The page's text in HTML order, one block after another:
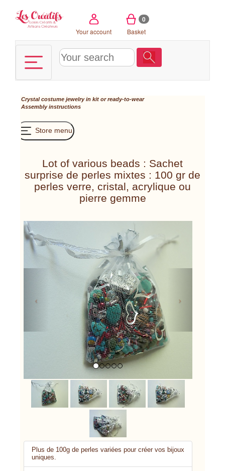
Your account
0
Basket
Crystal costume jewelry in kit or ready-to-wear
Assembly instructions
Store menu
Lot of various beads : Sachet
surprise de perles mixtes : 100 gr de
perles verre, cristal, acrylique ou
pierre gemme
Plus de 100g de perles variées pour créer vos bijoux
uniques.